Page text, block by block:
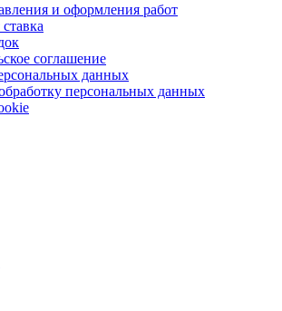
и оформления работ
соглашение
данных
персональных данных